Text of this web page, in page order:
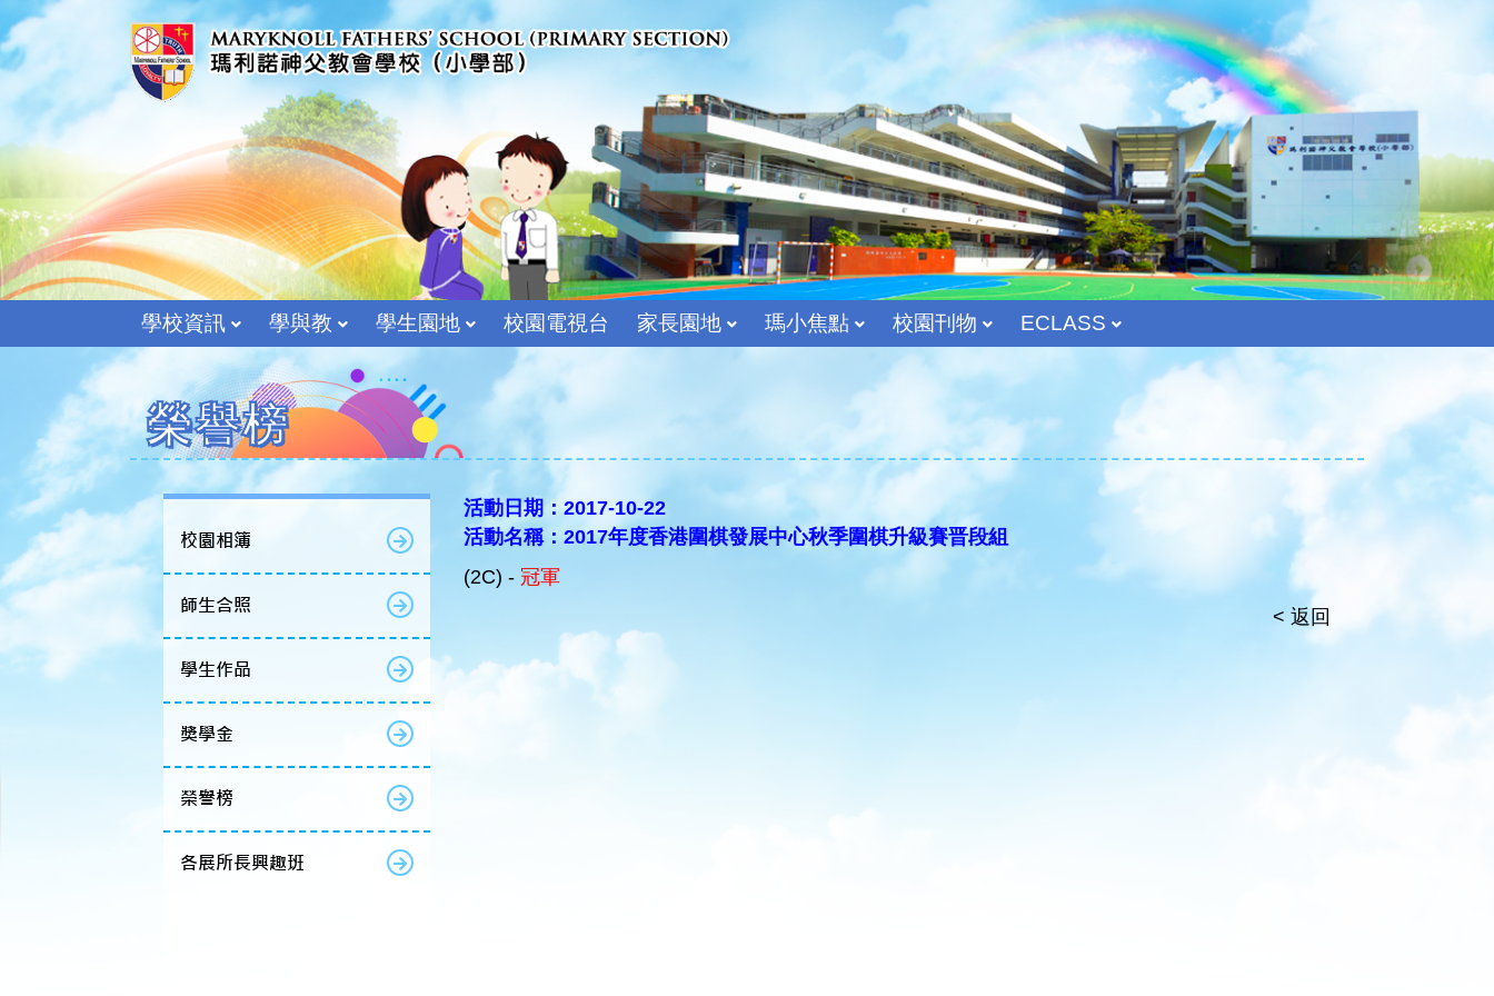
學校資訊 學與教 學生園地 校園電視台 家長園地 瑪小焦點 校園刊物 ECLASS
榮譽榜
校園相簿
師生合照
學生作品
獎學金
榮譽榜
各展所長興趣班
活動日期：2017-10-22
活動名稱：2017年度香港圍棋發展中心秋季圍棋升級賽晋段組
(2C) - 冠軍
< 返回